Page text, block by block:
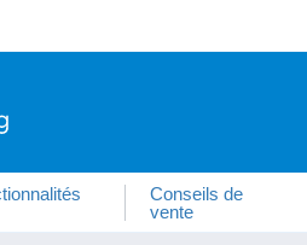
Conseils de
vente